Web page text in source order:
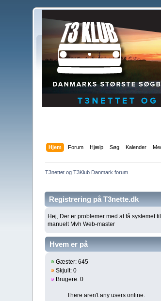
Hjem Forum Hjælp Søg Kalender
T3nettet og T3Klub Danmark forum
Registrering på T3nette.dk
Hej, Der er problemer med at få systemet
manuelt Mvh Web-master
Hvem er på
Gæster: 645
Skjult: 0
Brugere: 0
There aren't any users online.